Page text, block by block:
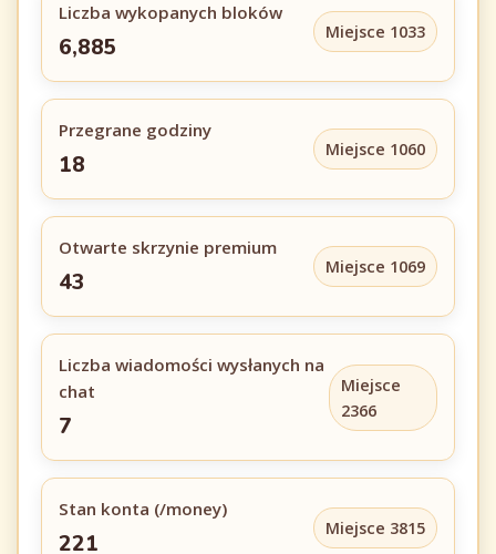
Liczba wykopanych bloków
6,885
Miejsce 1033
Przegrane godziny
18
Miejsce 1060
Otwarte skrzynie premium
43
Miejsce 1069
Liczba wiadomości wysłanych na
chat
7
Miejsce
2366
Stan konta (/money)
221
Miejsce 3815